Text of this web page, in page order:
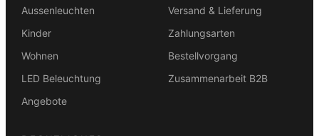
Aussenleuchten
Kinder
Wohnen
LED Beleuchtung
Angebote
Versand & Lieferung
Zahlungsarten
Bestellvorgang
Zusammenarbeit B2B